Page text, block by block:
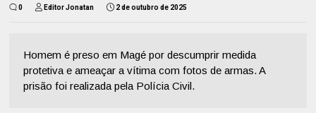
0 Editor Jonatan 2 de outubro de 2025
Homem é preso em Magé por descumprir medida
protetiva e ameaçar a vítima com fotos de armas. A
prisão foi realizada pela Polícia Civil.